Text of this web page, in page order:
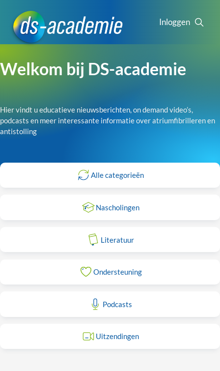
Inloggen
Welkom bij DS-academie
Hier vindt u educatieve nieuwsberichten, on demand video’s,
podcasts en meer interessante informatie over atriumfibrilleren en
antistolling
Alle categorieën
Nascholingen
Literatuur
Ondersteuning
Podcasts
Uitzendingen